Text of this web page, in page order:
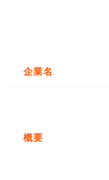
企業名
概要